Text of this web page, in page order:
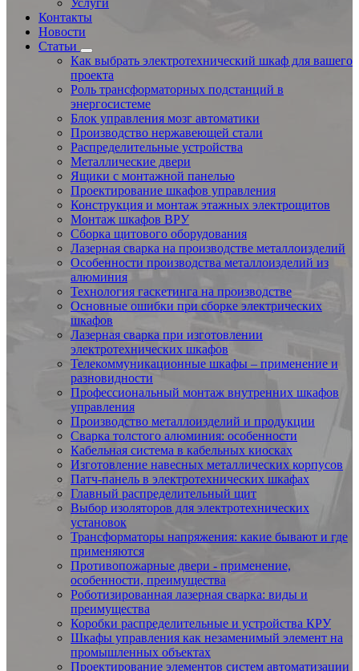
Услуги
Контакты
Новости
Статьи
Как выбрать электротехнический шкаф для вашего
проекта
Роль трансформаторных подстанций в
энергосистеме
Блок управления мозг автоматики
Производство нержавеющей стали
Распределительные устройства
Металлические двери
Ящики с монтажной панелью
Проектирование шкафов управления
Конструкция и монтаж этажных электрощитов
Монтаж шкафов ВРУ
Сборка щитового оборудования
Лазерная сварка на производстве металлоизделий
Особенности производства металлоизделий из
алюминия
Технология гаскетинга на производстве
Основные ошибки при сборке электрических
шкафов
Лазерная сварка при изготовлении
электротехнических шкафов
Телекоммуникационные шкафы – применение и
разновидности
Профессиональный монтаж внутренних шкафов
управления
Производство металлоизделий и продукции
Сварка толстого алюминия: особенности
Кабельная система в кабельных киосках
Изготовление навесных металлических корпусов
Патч-панель в электротехнических шкафах
Главный распределительный щит
Выбор изоляторов для электротехнических
установок
Трансформаторы напряжения: какие бывают и где
применяются
Противопожарные двери - применение,
особенности, преимущества
Роботизированная лазерная сварка: виды и
преимущества
Коробки распределительные и устройства КРУ
Шкафы управления как незаменимый элемент на
промышленных объектах
Проектирование элементов систем автоматизации